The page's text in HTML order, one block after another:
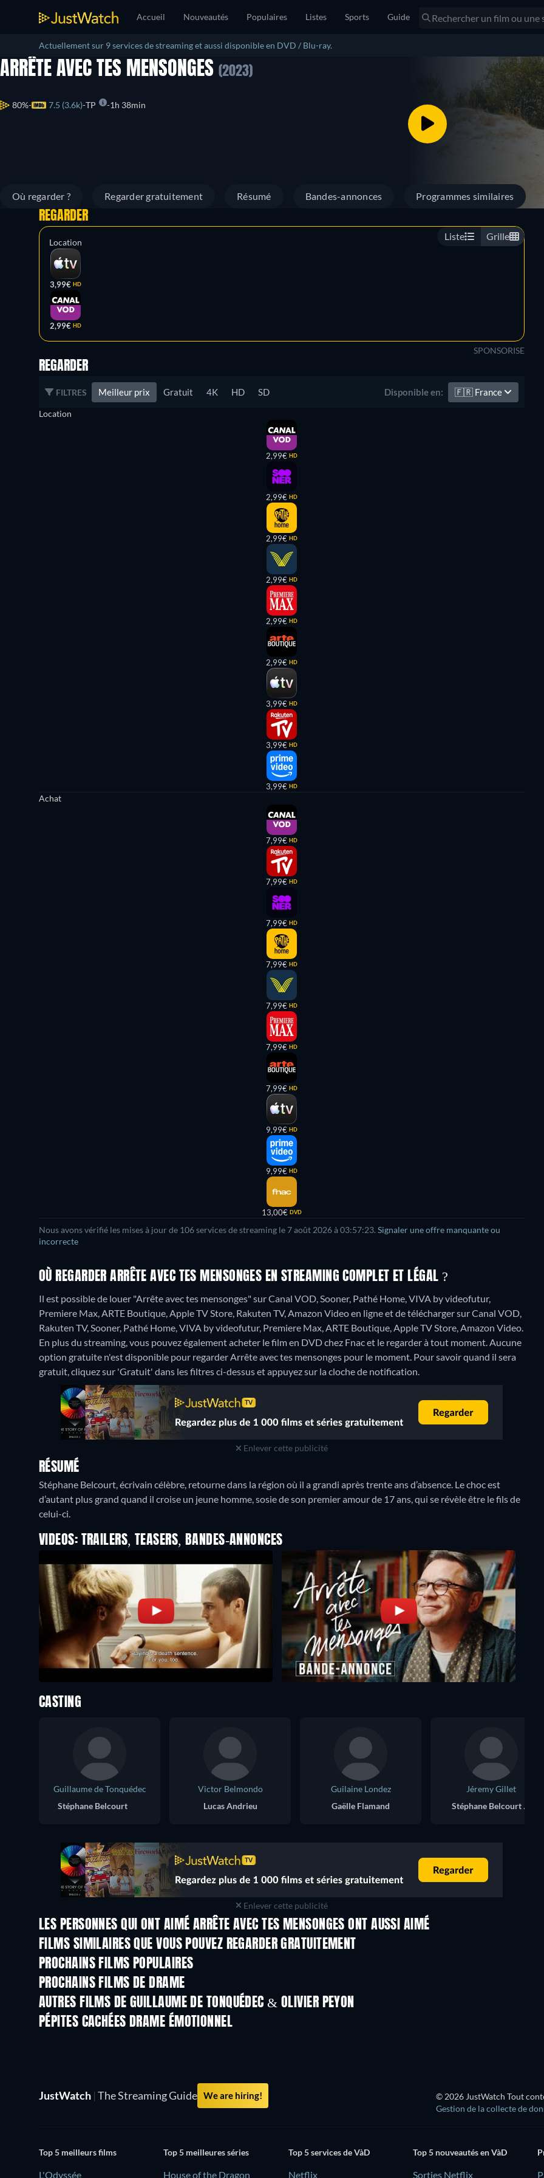
Accueil Nouveautés Populaires Listes Sports Guide
Actuellement sur 9 services de streaming et aussi disponible en DVD / Blu-ray.
ARRÊTE AVEC TES MENSONGES (2023)
80% 7.5 (3.6k) TP 1h 38min
Où regarder ? Regarder gratuitement Résumé Bandes-annonces Programmes similaires
Liste Grille
REGARDER
Location
3,99€ HD
2,99€ HD
SPONSORISE
REGARDER
FILTRES Meilleur prix Gratuit 4K HD SD Disponible en: 🇫🇷 France
Location
2,99€ HD
2,99€ HD
2,99€ HD
2,99€ HD
2,99€ HD
2,99€ HD
3,99€ HD
3,99€ HD
3,99€ HD
Achat
7,99€ HD
7,99€ HD
7,99€ HD
7,99€ HD
7,99€ HD
7,99€ HD
7,99€ HD
9,99€ HD
9,99€ HD
13,00€ DVD
Nous avons vérifié les mises à jour de 106 services de streaming le 7 août 2026 à 03:57:23. Signaler une offre manquante ou
incorrecte
OÙ REGARDER ARRÊTE AVEC TES MENSONGES EN STREAMING COMPLET ET LÉGAL ?
Il est possible de louer "Arrête avec tes mensonges" sur Canal VOD, Sooner, Pathé Home, VIVA by videofutur,
Premiere Max, ARTE Boutique, Apple TV Store, Rakuten TV, Amazon Video en ligne et de télécharger sur Canal VOD,
Rakuten TV, Sooner, Pathé Home, VIVA by videofutur, Premiere Max, ARTE Boutique, Apple TV Store, Amazon Video.
En plus du streaming, vous pouvez également acheter le film en DVD chez Fnac et le regarder à tout moment.Aucune
option gratuite n'est disponible pour regarder Arrête avec tes mensonges pour le moment. Pour savoir quand il sera
gratuit, cliquez sur 'Gratuit' dans les filtres ci-dessus et appuyez sur la cloche de notification.
Enlever cette publicité
RÉSUMÉ
Stéphane Belcourt, écrivain célèbre, retourne dans la région où il a grandi après trente ans d’absence. Le choc est
d’autant plus grand quand il croise un jeune homme, sosie de son premier amour de 17 ans, qui se révèle être le fils de
celui-ci.
VIDEOS: TRAILERS, TEASERS, BANDES-ANNONCES
CASTING
Guillaume de Tonquédec
Stéphane Belcourt
Victor Belmondo
Lucas Andrieu
Guilaine Londez
Gaëlle Flamand
Jéremy Gillet
Stéphane Belcourt (Young)
Enlever cette publicité
LES PERSONNES QUI ONT AIMÉ ARRÊTE AVEC TES MENSONGES ONT AUSSI AIMÉ
FILMS SIMILAIRES QUE VOUS POUVEZ REGARDER GRATUITEMENT
PROCHAINS FILMS POPULAIRES
PROCHAINS FILMS DE DRAME
AUTRES FILMS DE GUILLAUME DE TONQUÉDEC & OLIVIER PEYON
PÉPITES CACHÉES DRAME ÉMOTIONNEL
JustWatch | The Streaming Guide We are hiring! © 2026 JustWatch Tout
Gestion de la collecte de
Top 5 meilleurs films
L'Odyssée
Top 5 meilleures séries
House of the Dragon
Top 5 services de VàD
Netflix
Top 5 nouveautés en VàD
Sorties Netflix